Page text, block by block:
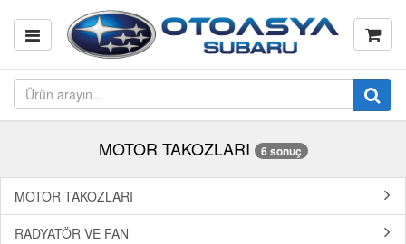
MOTOR TAKOZLARI 6 sonuç
MOTOR TAKOZLARI
RADYATÖR VE FAN